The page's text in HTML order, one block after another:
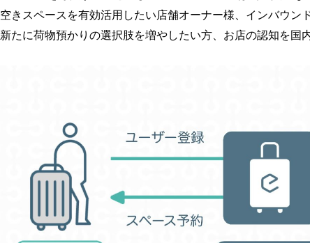
空きスペースを有効活用したい店舗オーナー様、インバウ
新たに荷物預かりの選択肢を増やしたい方、お店の認知を国